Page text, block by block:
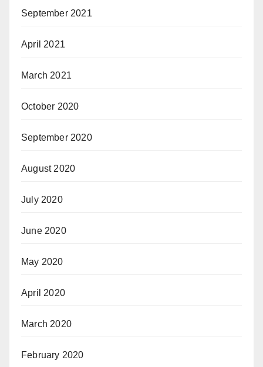
September 2021
April 2021
March 2021
October 2020
September 2020
August 2020
July 2020
June 2020
May 2020
April 2020
March 2020
February 2020